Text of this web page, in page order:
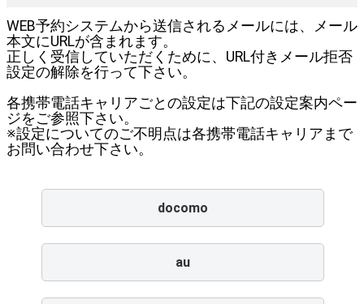
WEB予約システムから送信されるメールには、メール
本文にURLが含まれます。
正しく受信していただくために、URL付きメール拒否
設定の解除を行って下さい。
各携帯電話キャリアごとの設定は下記の設定案内ペー
ジをご参照下さい。
※設定についてのご不明点は各携帯電話キャリアまで
お問い合わせ下さい。
docomo
au